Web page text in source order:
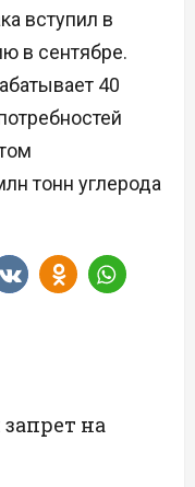
вступил в
в сентябре.
40
тонн углерода
на